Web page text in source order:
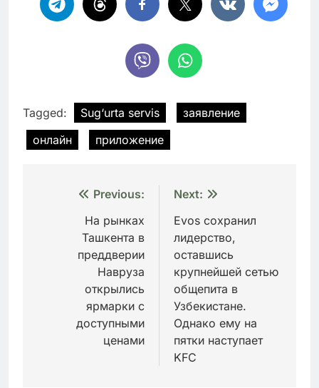
Tagged: Sug‘urta servis
заявление
онлайн
приложение
Навигация
записям
Previous:
На рынках
Ташкента в
преддверии
Навруза
открылись
ярмарки с
доступными
ценами
Next:
Evos сохранил
лидерство,
оставшись
крупнейшей сетью
общепита в
Узбекистане.
Однако ему на
пятки наступает
KFC